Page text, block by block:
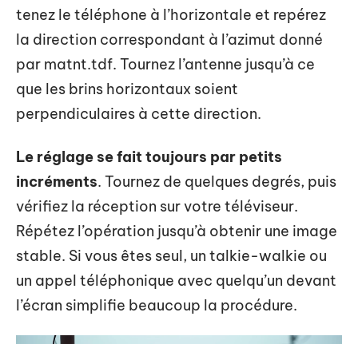
tenez le téléphone à l’horizontale et repérez
la direction correspondant à l’azimut donné
par matnt.tdf. Tournez l’antenne jusqu’à ce
que les brins horizontaux soient
perpendiculaires à cette direction.
Le réglage se fait toujours par petits
incréments. Tournez de quelques degrés, puis
vérifiez la réception sur votre téléviseur.
Répétez l’opération jusqu’à obtenir une image
stable. Si vous êtes seul, un talkie-walkie ou
un appel téléphonique avec quelqu’un devant
l’écran simplifie beaucoup la procédure.